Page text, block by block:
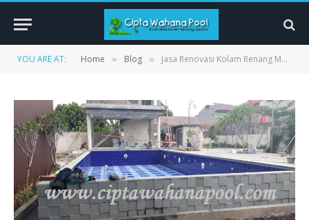
YOU ARE AT: Home » Blog » Jasa Renovasi Kolam Renang Murah Cirebon